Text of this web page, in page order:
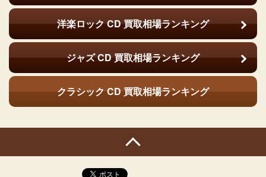
洋楽ロック CD買取相場ランキング
ジャズ CD買取相場ランキング
クラシック CD 買取相場ランキング